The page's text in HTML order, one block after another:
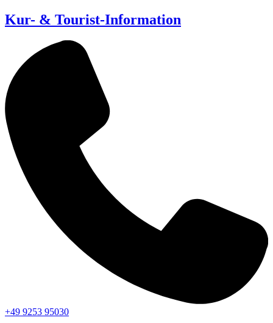
Kur- & Tourist-Information
+49 9253 95030